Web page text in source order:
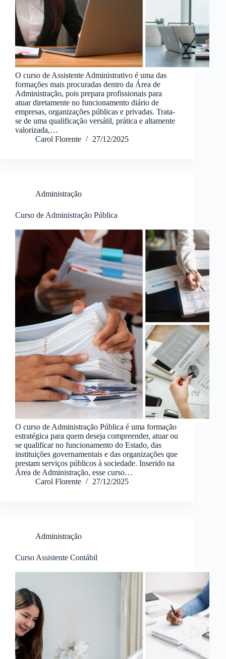
O curso de Assistente Administrativo é uma das
formações mais procuradas dentro da Área de
Administração, pois prepara profissionais para
atuar diretamente no funcionamento diário de
empresas, organizações públicas e privadas. Trata-
se de uma qualificação versátil, prática e altamente
valorizada,…
Carol Florente
27/12/2025
Administração
Curso de Administração Pública
O curso de Administração Pública é uma formação
estratégica para quem deseja compreender, atuar ou
se qualificar no funcionamento do Estado, das
instituições governamentais e das organizações que
prestam serviços públicos à sociedade. Inserido na
Área de Administração, esse curso…
Carol Florente
27/12/2025
Administração
Curso Assistente Contábil